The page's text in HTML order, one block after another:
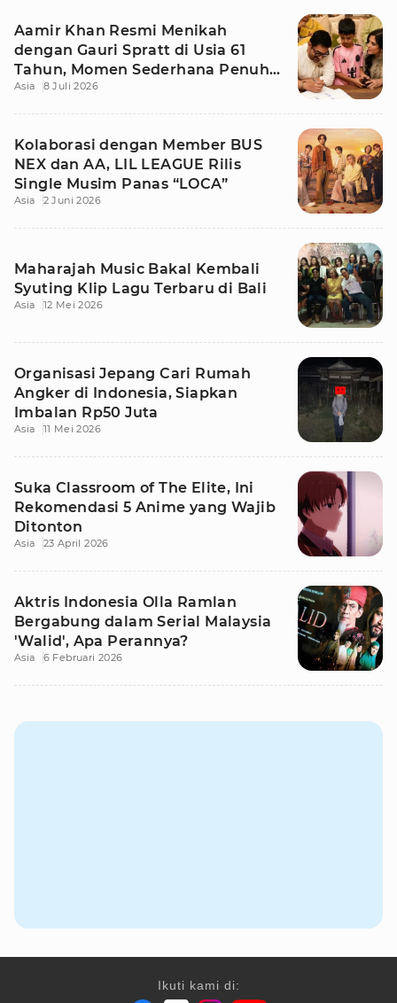
Aamir Khan Resmi Menikah
dengan Gauri Spratt di Usia 61
Tahun, Momen Sederhana Penuh
Kehangatan
Asia 8 Juli 2026
Kolaborasi dengan Member BUS
NEX dan AA, LIL LEAGUE Rilis
Single Musim Panas “LOCA”
Asia 2 Juni 2026
Maharajah Music Bakal Kembali
Syuting Klip Lagu Terbaru di Bali
Asia 12 Mei 2026
Organisasi Jepang Cari Rumah
Angker di Indonesia, Siapkan
Imbalan Rp50 Juta
Asia 11 Mei 2026
Suka Classroom of The Elite, Ini
Rekomendasi 5 Anime yang Wajib
Ditonton
Asia 23 April 2026
Aktris Indonesia Olla Ramlan
Bergabung dalam Serial Malaysia
'Walid', Apa Perannya?
Asia 6 Februari 2026
Ikuti kami di: